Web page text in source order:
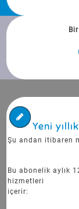
Yeni
Şu andan itibaren
Bu abonelik aylık
hizmetleri
içerir: